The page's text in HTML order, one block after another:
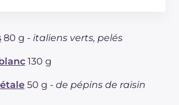
g
saturés g 3.2
80 g - italiens verts, pelés
130 g
50 g - de pépins de raisin